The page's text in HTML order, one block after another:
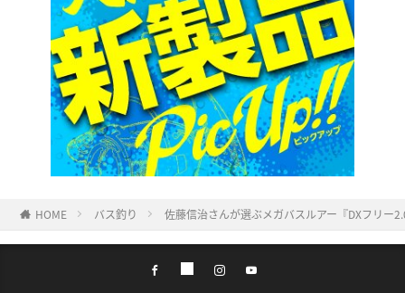
HOME バス釣り 佐藤信治さんが選ぶメガバスルアー『DXフリー